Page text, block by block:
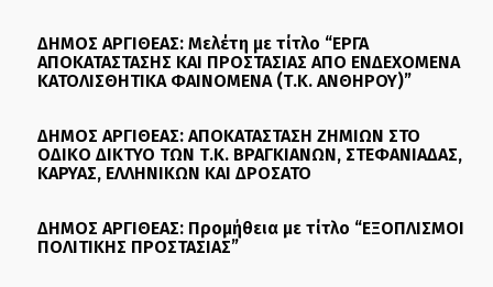
ΔΗΜΟΣ ΑΡΓΙΘΕΑΣ: Μελέτη με τίτλο “ΕΡΓΑ
ΑΠΟΚΑΤΑΣΤΑΣΗΣ ΚΑΙ ΠΡΟΣΤΑΣΙΑΣ ΑΠΟ ΕΝΔΕΧΟΜΕΝΑ
ΚΑΤΟΛΙΣΘΗΤΙΚΑ ΦΑΙΝΟΜΕΝΑ (Τ.Κ. ΑΝΘΗΡΟΥ)”
ΔΗΜΟΣ ΑΡΓΙΘΕΑΣ: ΑΠΟΚΑΤΑΣΤΑΣΗ ΖΗΜΙΩΝ ΣΤΟ
ΟΔΙΚΟ ΔΙΚΤΥΟ ΤΩΝ Τ.Κ. ΒΡΑΓΚΙΑΝΩΝ, ΣΤΕΦΑΝΙΑΔΑΣ,
ΚΑΡΥΑΣ, ΕΛΛΗΝΙΚΩΝ ΚΑΙ ΔΡΟΣΑΤΟ
ΔΗΜΟΣ ΑΡΓΙΘΕΑΣ: Προμήθεια με τίτλο “ΕΞΟΠΛΙΣΜΟΙ
ΠΟΛΙΤΙΚΗΣ ΠΡΟΣΤΑΣΙΑΣ”